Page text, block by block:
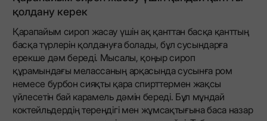
қолдану керек
Қарапайым сироп жасау үшін ақ қанттан басқа қанттың
басқа түрлерін қолдануға болады, бұл сусындарға
ерекше дәм береді. Мысалы, қоңыр сироп
құрамындағы мелассаның арқасында сусынға ром
немесе бурбон сияқты қара спирттермен жақсы
үйлесетін бай карамель дәмін береді. Бұл мұндай
коктейльдердің тереңдігі мен жұмсақтығына баса назар